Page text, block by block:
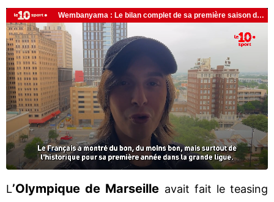
L’Olympique de Marseille avait fait le teasing